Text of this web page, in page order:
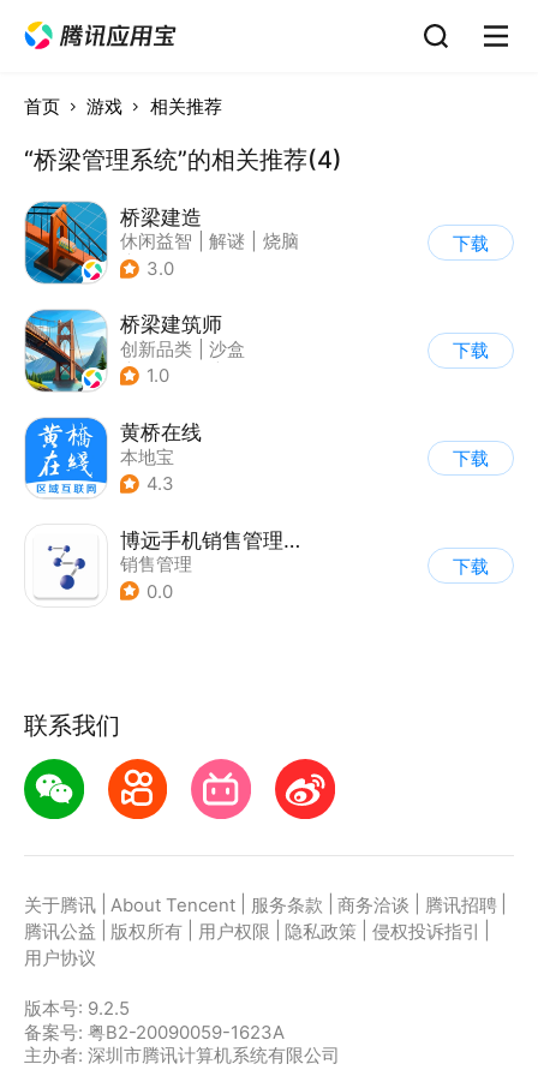
首页 游戏 相关推荐
“桥梁管理系统”的相关推荐(4)
桥梁建造
休闲益智 解谜
烧脑
| 清新
3.0
下载
桥梁建筑师
创新品类
沙盒
| 学习教育
1.0
下载
黄桥在线
本地宝
4.3
下载
博远手机销售管理系统软件
销售管理
0.0
下载
联系我们
关于腾讯 About Tencent 服务条款 商务洽谈 腾讯招聘
腾讯公益
版权所有 用户权限 隐私政策 侵权投诉指引
用户协议
版本号: 9.2.5
备案号: 粤B2-20090059-1623A
主办者: 深圳市腾讯计算机系统有限公司